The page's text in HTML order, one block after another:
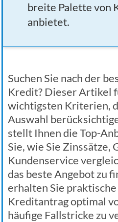
breite Palette von
anbietet.
Suchen Sie nach der
Kredit? Dieser Artikel
wichtigsten Kriterien,
Auswahl
stellt Ihnen die Top-
Sie, wie Sie Zinssätze,
Kundenservice
das beste Angebot zu
erhalten Sie
Kreditantrag optimal
häufige Fallstricke zu